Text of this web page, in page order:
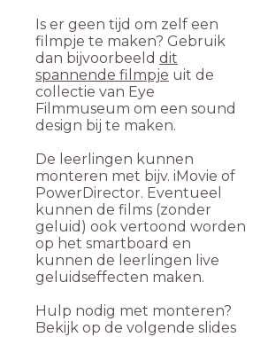
Is er geen tijd om zelf een
filmpje te maken? Gebruik
dan bijvoorbeeld dit
spannende filmpje uit de
collectie van Eye
Filmmuseum om een sound
design bij te maken.
De leerlingen kunnen
monteren met bijv. iMovie of
PowerDirector. Eventueel
kunnen de films (zonder
geluid) ook vertoond worden
op het smartboard en
kunnen de leerlingen live
geluidseffecten maken.
Hulp nodig met monteren?
Bekijk op de volgende slides